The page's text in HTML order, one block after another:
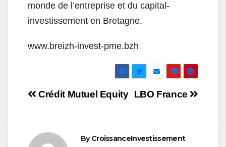
monde de l’entreprise et du capital-
investissement en Bretagne.
www.breizh-invest-pme.bzh
Navigation
l’article
LBO France
Crédit Mutuel Equity
ByCroissanceInvestissement